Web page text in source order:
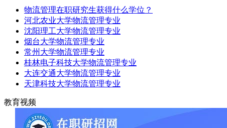
物流管理在职研究生获得什么学位？
河北农业大学物流管理专业
沈阳理工大学物流管理专业
烟台大学物流管理专业
常州大学物流管理专业
桂林电子科技大学物流管理专业
大连交通大学物流管理专业
天津科技大学物流管理专业
教育视频